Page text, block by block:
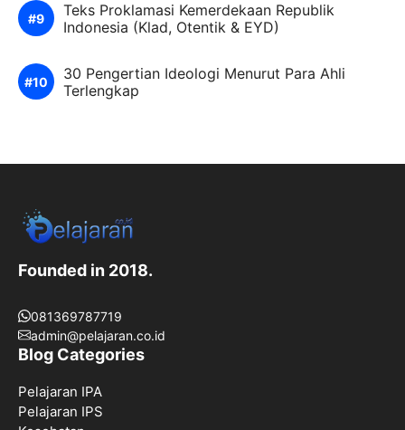
Teks Proklamasi Kemerdekaan Republik
Indonesia (Klad, Otentik & EYD)
30 Pengertian Ideologi Menurut Para Ahli
Terlengkap
Founded in 2018.
081369787719
admin@pelajaran.co.id
Blog Categories
Pelajaran IPA
Pelajaran IPS